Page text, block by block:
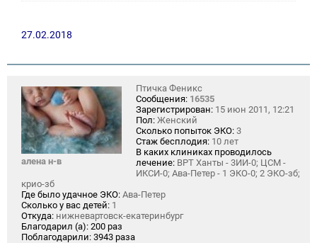
27.02.2018
алена н-в
Птичка Феникс
Сообщения: 16535
Зарегистрирован: 15 июн 2011, 12:21
Пол: Женский
Сколько попыток ЭКО: 3
Стаж бесплодия: 10 лет
В каких клиниках проводилось
лечение: ВРТ Ханты - 3ИИ-0; ЦСМ -
ИКСИ-0; Ава-Петер - 1 ЭКО-0; 2 ЭКО-зб;
крио-зб
Где было удачное ЭКО: Ава-Петер
Сколько у вас детей: 1
Откуда: нижневартовск-екатеринбург
Благодарил (а): 200 раз
Поблагодарили: 3943 раза